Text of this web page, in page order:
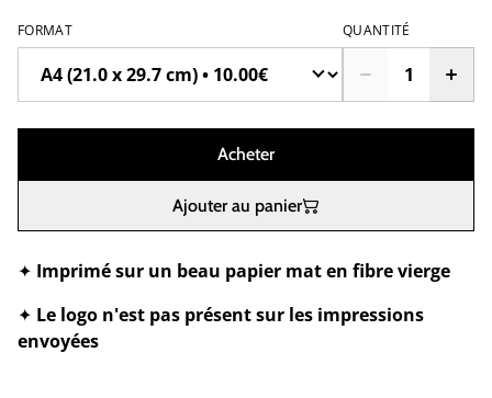
FORMAT QUANTITÉ
Acheter
Ajouter au panier
✦ Imprimé sur un beau papier mat en fibre vierge
✦ Le logo n'est pas présent sur les impressions
envoyées